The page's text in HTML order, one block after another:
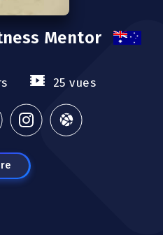
Mentor
25 vues